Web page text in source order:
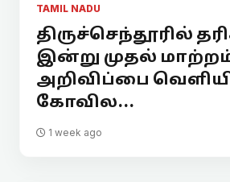
TAMIL NADU
திருச்செந்தூரில்
இன்று முதல் மாற்றம்
அறிவிப்பை
கோவில...
1 week ago